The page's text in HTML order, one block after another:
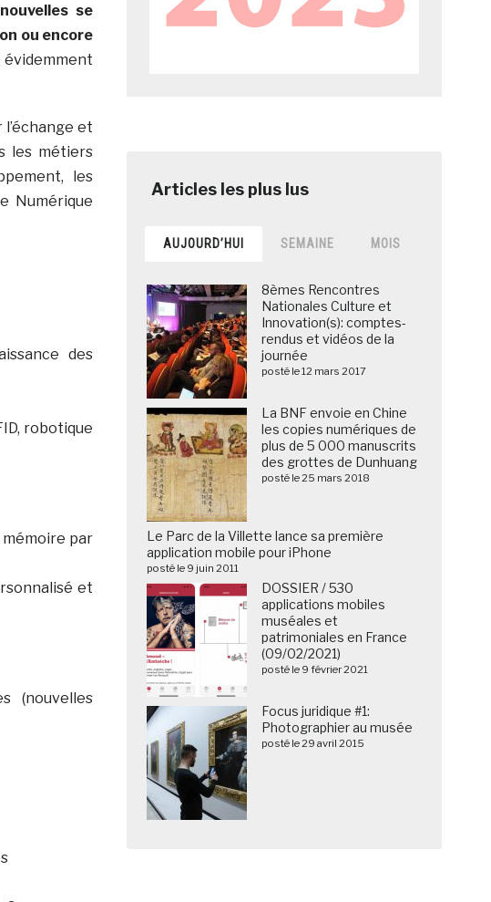
se
ou encore
l’échange et
les métiers
les
Numérique
des
robotique
mémoire par
et
(nouvelles
AUJOURD’HUI SEMAINE MOIS
8èmes Rencontres
Nationales Culture et
Innovation(s): comptes-
rendus et vidéos de la
journée
posté le 12 mars 2017
La BNF envoie en Chine
les copies numériques de
plus de 5 000 manuscrits
des grottes de Dunhuang
posté le 25 mars 2018
Le Parc de la Villette lance sa première
application mobile pour iPhone
posté le 9 juin 2011
DOSSIER / 530
applications mobiles
muséales et
patrimoniales en France
(09/02/2021)
posté le 9 février 2021
Focus juridique #1:
Photographier au musée
posté le 29 avril 2015